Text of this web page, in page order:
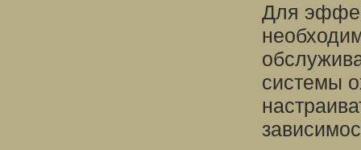
Для
системы